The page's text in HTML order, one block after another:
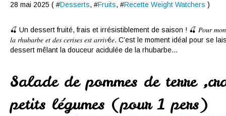
28 mai 2025 ( #Desserts, #Fruits, #Recette Weight Watchers )
🍒 Un dessert fruité, frais et irrésistiblement de saison ! 🍒 𝑃𝑜𝑢𝑟 𝑚𝑜𝑛
𝑙𝑎 𝑟ℎ𝑢𝑏𝑎𝑟𝑏𝑒 𝑒𝑡 𝑑𝑒𝑠 𝑐𝑒𝑟𝑖𝑠𝑒𝑠 𝑒𝑠𝑡 𝑎𝑟𝑟𝑖𝑣é𝑒. C’est le moment idéal pour
dessert mêlant la douceur acidulée de la rhubarbe...
Salade de pommes de terre
petits légumes (pour 1 pers)